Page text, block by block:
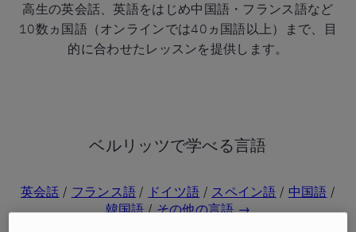
高生の英会話、英語をはじめ中国語・フランス語など
10数ヵ国語（オンラインでは40ヵ国語以上）まで、目
的に合わせたレッスンを提供します。
ベルリッツで学べる言語
英会話 / フランス語 / ドイツ語 / スペイン語 / 中国語 /
韓国語/その他の言語 →